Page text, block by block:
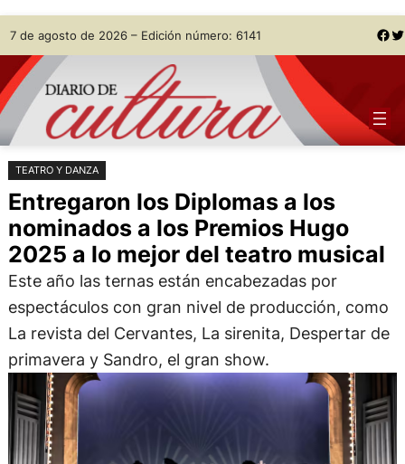
Saltar
al
contenido
Skip
to
content
7 de agosto de 2026 – Edición número: 6141 Facebook Twitter
TEATRO Y DANZA
Entregaron los Diplomas a los
nominados a los Premios Hugo
2025 a lo mejor del teatro musical
Este año las ternas están encabezadas por
espectáculos con gran nivel de producción, como
La revista del Cervantes, La sirenita, Despertar de
primavera y Sandro, el gran show.